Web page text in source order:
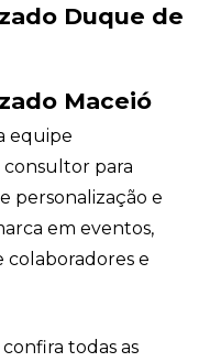
Duque de
Maceió
equipe
consultor para
personalização e
em eventos,
e
confira todas as